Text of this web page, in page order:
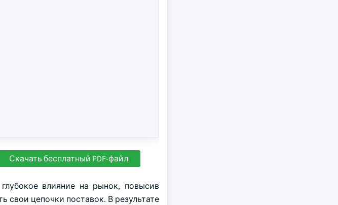
Скачать бесплатный PDF-файл
влияние на рынок, повысив
цепочки поставок. В результате